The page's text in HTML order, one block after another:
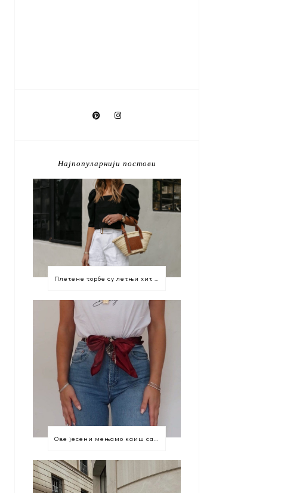
Најпопуларнији постови
Плетене торбе су летњи хит који морате имати